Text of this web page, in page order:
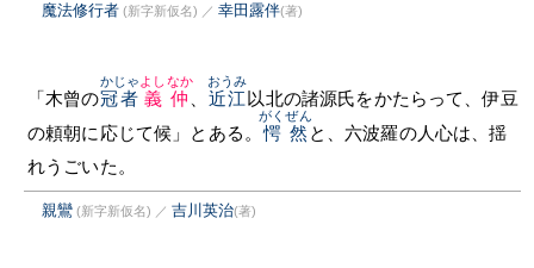
魔法修行者 (新字新仮名) ／ 幸田露伴(著)
「木曾の冠者
かじゃ
義仲
よしなか
近江
おうみ
以北の諸源氏をかたらって、伊豆
の頼朝に応じて候」とある。愕然
がくぜん
と、六波羅の人心は、揺
れうごいた。
親鸞 (新字新仮名) ／ 吉川英治(著)